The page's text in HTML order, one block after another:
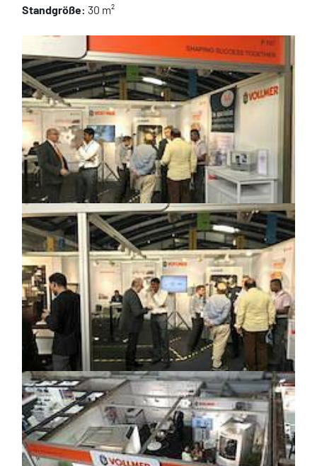
Standgröße: 30 m²